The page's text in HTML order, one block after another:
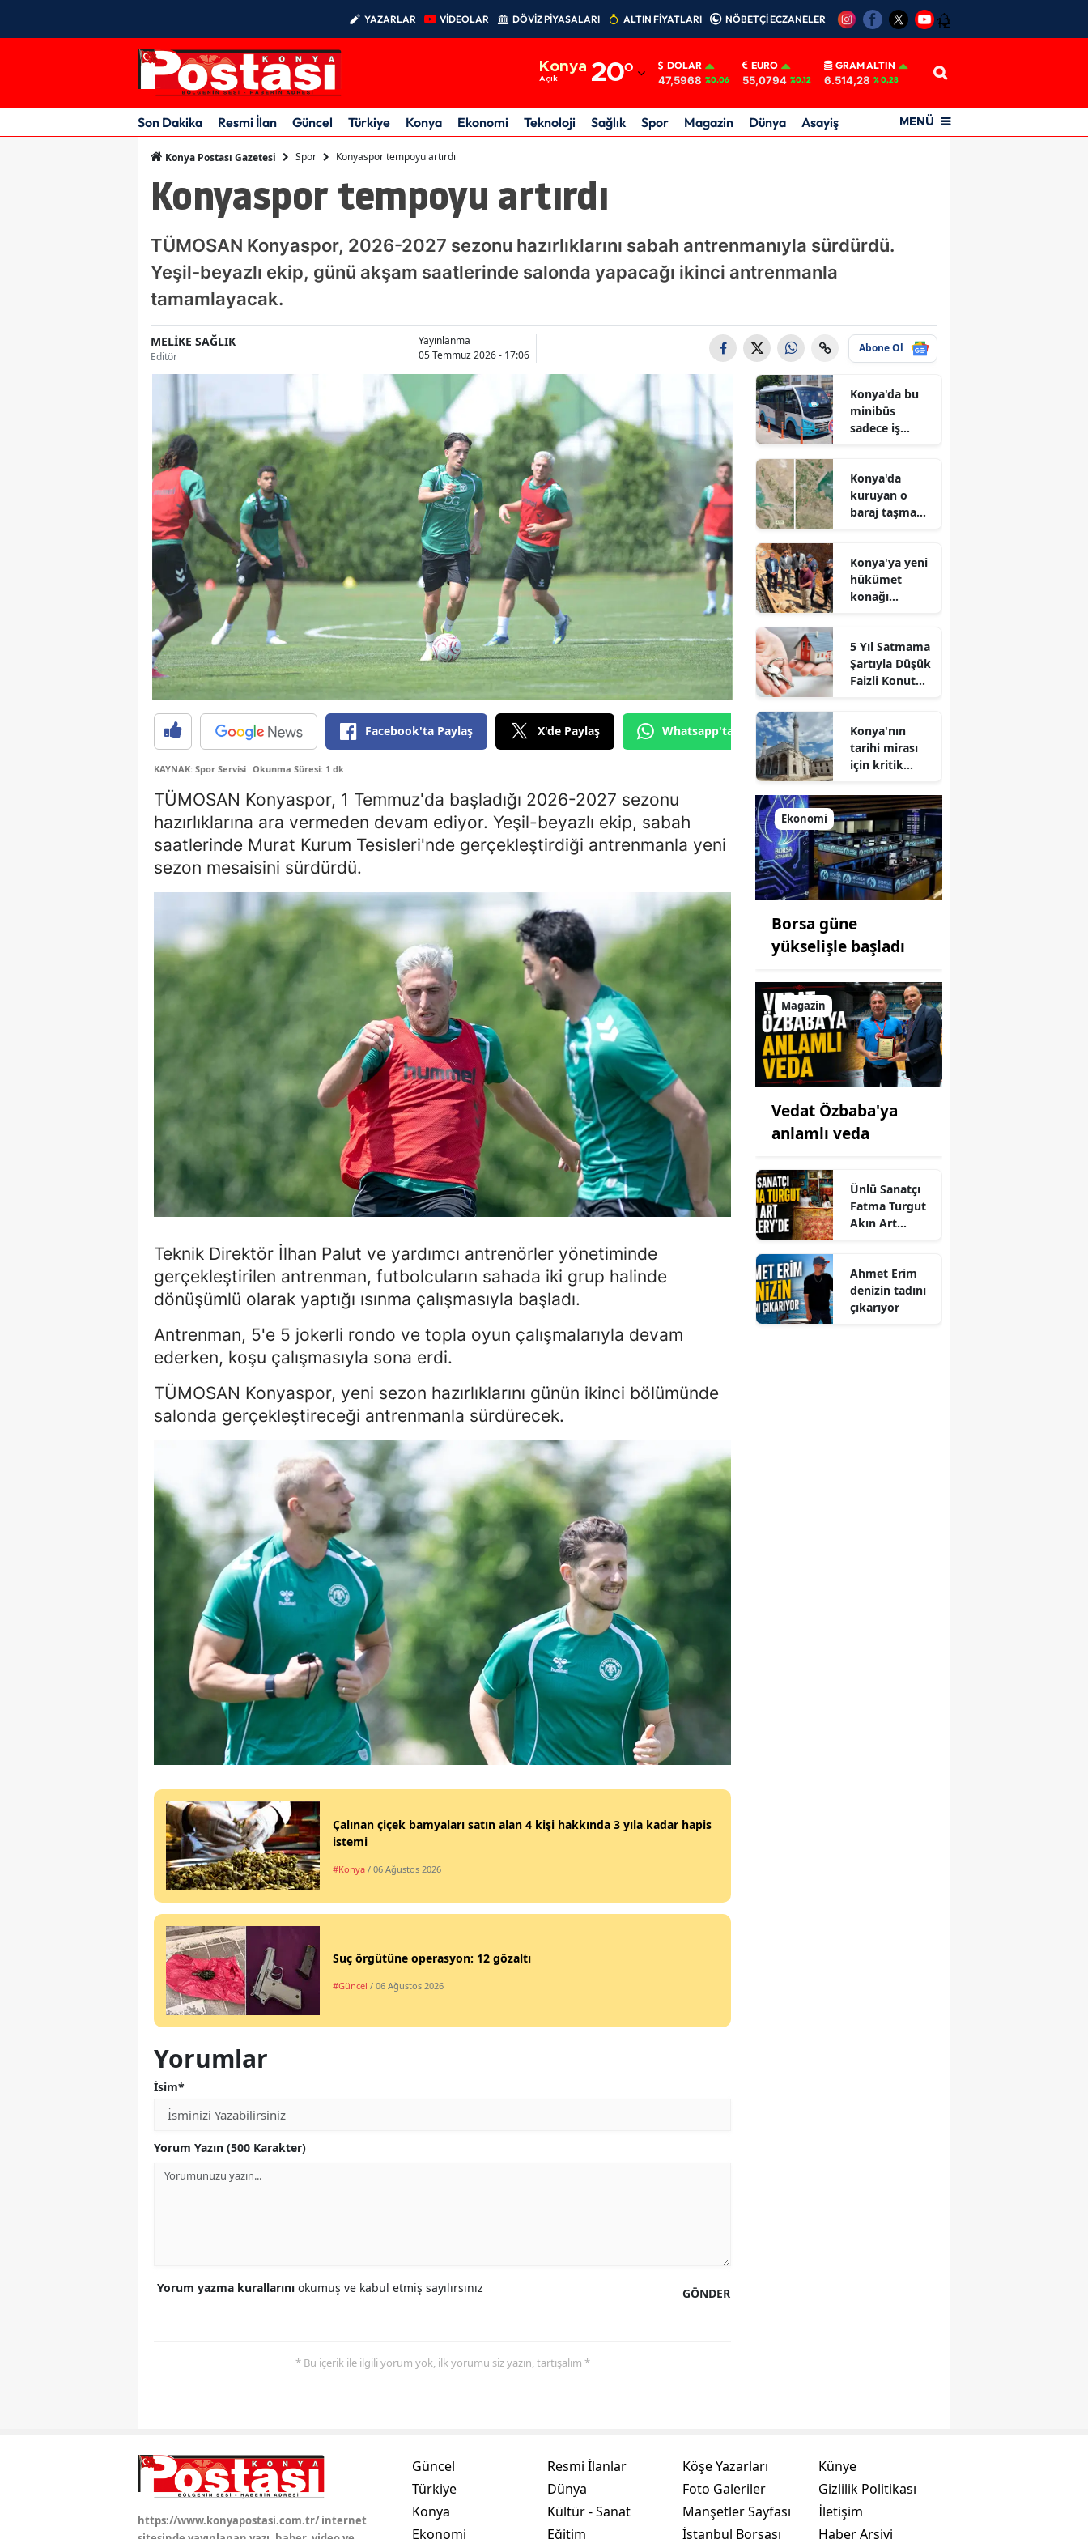
YAZARLAR VİDEOLAR DÖVİZ PİYASALARI ALTIN FİYATLARI NÖBETÇİ ECZANELER 12
Konya
Açık 20°
Adıyaman
Afyonkarahisar
Amasya
Ankara
Antalya
Artvin
Bilecik
Bitlis
Bolu
Burdur
Bursa
Çanakkale
Çankırı
Çorum
Denizli
Diyarbakır
Erzincan
Erzurum
Gaziantep
Giresun
Gümüşhane
Hakkari
Hatay
Isparta
Mersin
İstanbul
İzmir
Kars
Kastamonu
Kayseri
Kırklareli
Kırşehir
Konya
Kütahya
Malatya
Manisa
Kahramanmaraş
Mardin
Muğla
Muş
Nevşehir
Niğde
Ordu
Sinop
Kırıkkale
Bartın
Ardahan
DOLAR
47,5968 %0.06
EURO
55,0794 %0.12
GRAM ALTIN
6.514,28 % 0,28
Son Dakika Resmi İlan Güncel Türkiye Konya Ekonomi Teknoloji Sağlık Spor Magazin Dünya Asayiş MENÜ
Konya Postası Gazetesi Spor Konyaspor tempoyu artırdı
Konyaspor tempoyu artırdı
TÜMOSAN Konyaspor, 2026-2027 sezonu hazırlıklarını sabah antrenmanıyla sürdürdü.
Yeşil-beyazlı ekip, günü akşam saatlerinde salonda yapacağı ikinci antrenmanla
tamamlayacak.
MELİKE SAĞLIK
Editör
Yayınlanma
05 Temmuz 2026 - 17:06
Abone Ol
Facebook'ta Paylaş X'de Paylaş Whatsapp'tan Gönder
KAYNAK: Spor Servisi Okunma Süresi: 1 dk
TÜMOSAN Konyaspor, 1 Temmuz'da başladığı 2026-2027 sezonu
hazırlıklarına ara vermeden devam ediyor. Yeşil-beyazlı ekip, sabah
saatlerinde Murat Kurum Tesisleri'nde gerçekleştirdiği antrenmanla yeni
sezon mesaisini sürdürdü.
Teknik Direktör İlhan Palut ve yardımcı antrenörler yönetiminde
gerçekleştirilen antrenman, futbolcuların sahada iki grup halinde
dönüşümlü olarak yaptığı ısınma çalışmasıyla başladı.
Antrenman, 5'e 5 jokerli rondo ve topla oyun çalışmalarıyla devam
ederken, koşu çalışmasıyla sona erdi.
TÜMOSAN Konyaspor, yeni sezon hazırlıklarını günün ikinci bölümünde
salonda gerçekleştireceği antrenmanla sürdürecek.
Çalınan çiçek bamyaları satın alan 4 kişi hakkında 3 yıla kadar hapis
istemi
#Konya / 06 Ağustos 2026
Suç örgütüne operasyon: 12 gözaltı
#Güncel / 06 Ağustos 2026
Yorumlar
İsim*
Yorum Yazın (500 Karakter)
GÖNDER
Yorum yazma kurallarını okumuş ve kabul etmiş sayılırsınız
* Bu içerik ile ilgili yorum yok, ilk yorumu siz yazın, tartışalım *
Konya'da bu
minibüs
sadece iş
Konya'da
kuruyan o
baraj taşma
Konya'ya yeni
hükümet
konağı
5 Yıl Satmama
Şartıyla Düşük
Faizli Konut
Konya'nın
tarihi mirası
için kritik
durum
açıklandı
Ekonomi
Borsa güne
yükselişle başladı
Magazin
Vedat Özbaba'ya
anlamlı veda
Ünlü Sanatçı
Fatma Turgut
Akın Art
Ahmet Erim
denizin tadını
çıkarıyor
https://www.konyapostasi.com.tr/ internet
Güncel
Türkiye
Konya
Ekonomi
Resmi İlanlar
Dünya
Kültür - Sanat
Eğitim
Köşe Yazarları
Foto Galeriler
Manşetler Sayfası
İstanbul Borsası
Künye
Gizlilik Politikası
İletişim
Haber Arşivi